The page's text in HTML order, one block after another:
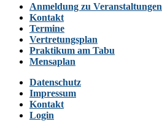
Anmeldung zu Veranstaltungen
Kontakt
Termine
Vertretungsplan
Praktikum am Tabu
Mensaplan
Datenschutz
Impressum
Kontakt
Login